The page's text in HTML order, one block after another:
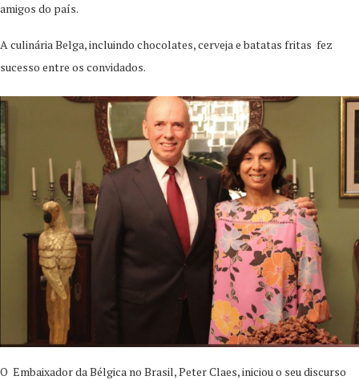
amigos do país.
A culinária Belga, incluindo chocolates, cerveja e batatas fritas fez
sucesso entre os convidados.
O Embaixador da Bélgica no Brasil, Peter Claes, iniciou o seu discurso